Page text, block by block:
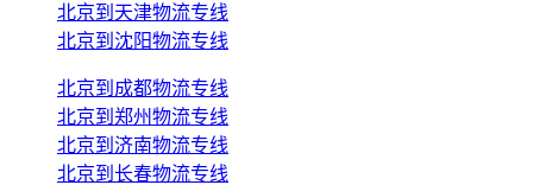
北京到天津物流专线
北京到沈阳物流专线
北京到成都物流专线
北京到郑州物流专线
北京到济南物流专线
北京到长春物流专线